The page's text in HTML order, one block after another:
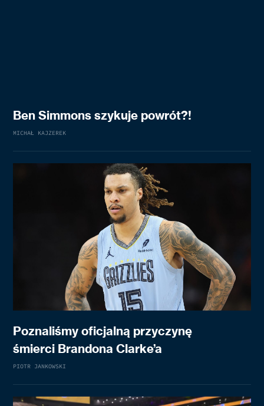
Ben Simmons szykuje powrót?!
MICHAŁ KAJZEREK
Poznaliśmy oficjalną przyczynę
śmierci Brandona Clarke’a
PIOTR JANKOWSKI